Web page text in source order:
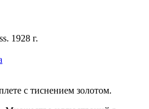
1928 г.
с ­тиснением золотом.